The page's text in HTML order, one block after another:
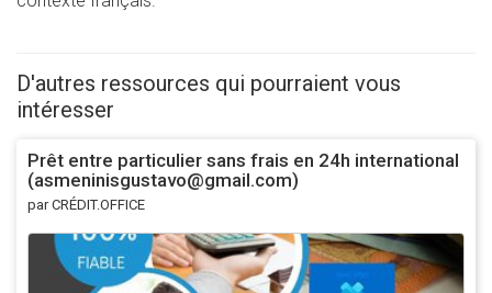
D'autres ressources qui pourraient vous
intéresser
Prêt entre particulier sans frais en 24h international
(asmeninisgustavo@gmail.com)
par CRÉDIT.OFFICE